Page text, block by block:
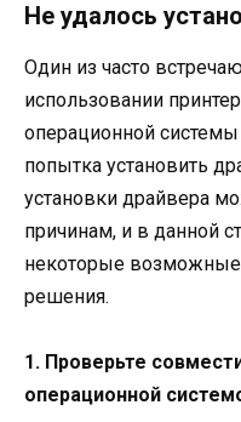
Не удалось
Один из часто
использовании
операционной
попытка установить
установки драйвера
причинам, и в данной
некоторые
решения.
1. Проверьте
операционной